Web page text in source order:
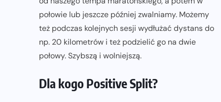
połowie lub jeszcze później zwalniamy. Możemy
też podczas kolejnych sesji wydłużać dystans do
np. 20 kilometrów i też podzielić go na dwie
połowy. Szybszą i wolniejszą.
Dla kogo Positive Split?